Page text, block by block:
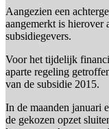
Aangezien een
aangemerkt is hierover
subsidiegevers.
Voor het tijdelijk
aparte regeling
van de subsidie 2015.
In de maanden januari
de gekozen opzet